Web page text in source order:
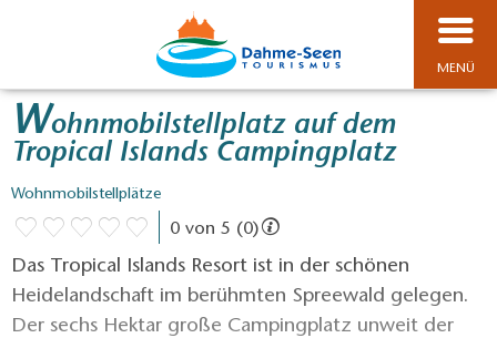
MENÜ
Wohnmobilstellplatz auf dem
Tropical Islands Campingplatz
Wohnmobilstellplätze
0 von 5 (0)
Das Tropical Islands Resort ist in der schönen
Heidelandschaft im berühmten Spreewald gelegen.
Der sechs Hektar große Campingplatz unweit der